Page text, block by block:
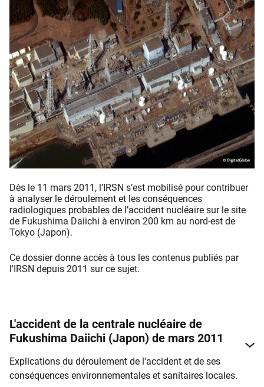
Dès le 11 mars 2011, l’IRSN s’est mobilisé pour contribuer
à analyser le déroulement et les conséquences
radiologiques probables de l’accident nucléaire sur le site
de Fukushima Daiichi à environ 200 km au nord-est de
Tokyo (Japon).
Ce dossier donne accès à tous les contenus publiés par
l'IRSN depuis 2011 sur ce sujet.
L'accident de la centrale nucléaire de
Fukushima Daiichi (Japon) de mars 2011
Explications du déroulement de l'accident et de ses
conséquences environnementales et sanitaires locales.